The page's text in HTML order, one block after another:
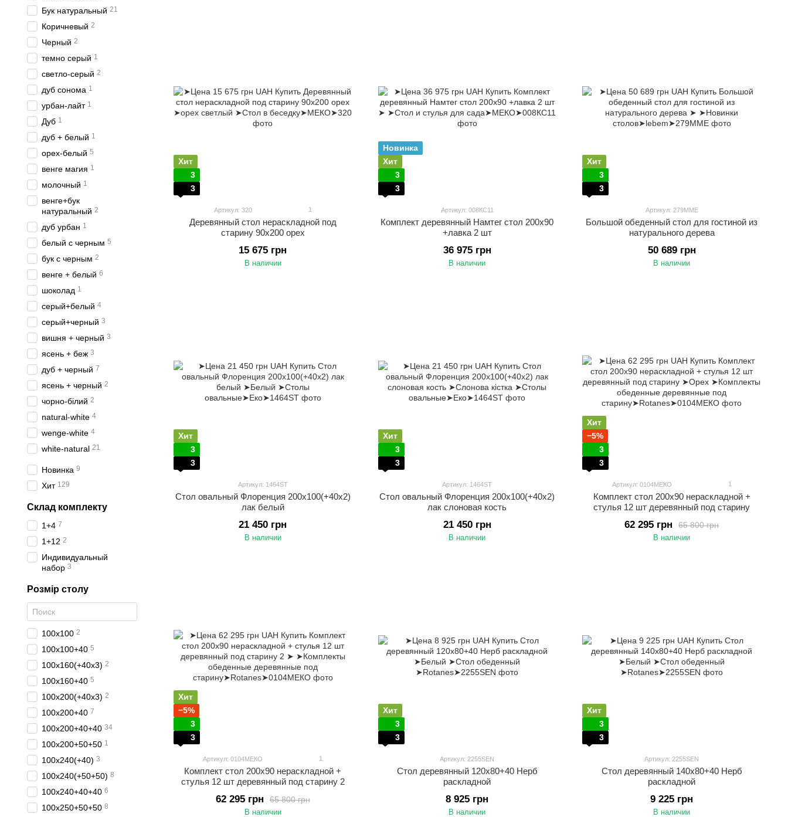
Хит
3
3
Артикул: 320 1
Деревянный стол нераскладной под
старину 90х200 орех
15 675 грн
В наличии
Новинка
Хит
3
3
Артикул: 008КС11
Комплект деревянный Намтег стол 200х90
+лавка 2 шт
36 975 грн
В наличии
Хит
3
3
Артикул: 279ММЕ
Большой обеденный стол для гостиной из
натурального дерева
50 689 грн
В наличии
Хит
3
3
Артикул: 1464ST
Стол овальный Флоренция 200х100(+40х2)
лак белый
21 450 грн
В наличии
Хит
3
3
Артикул: 1464ST
Стол овальный Флоренция 200х100(+40х2)
лак слоновая кость
21 450 грн
В наличии
Хит
−5%
3
3
Артикул: 0104МЕКО 1
Комплект стол 200х90 нераскладной +
стулья 12 шт деревянный под старину
65 800 грн
62 295 грн
В наличии
Хит
−5%
3
3
Артикул: 0104МЕКО 1
Комплект стол 200х90 нераскладной +
стулья 12 шт деревянный под старину 2
65 800 грн
62 295 грн
В наличии
Хит
3
3
Артикул: 2255SEN
Стол деревянный 120х80+40 Нерб
раскладной
8 925 грн
В наличии
Хит
3
3
Артикул: 2255SEN
Стол деревянный 140х80+40 Нерб
раскладной
9 225 грн
В наличии
Бук натуральный 21
Коричневый 2
Черный 2
темно серый 1
светло-серый 2
дуб сонома 1
урбан-лайт 1
Дуб 1
дуб + белый 1
орех-белый 5
венге магия 1
молочный 1
венге+бук
натуральный 2
дуб урбан 1
белый с черным 5
бук с черным 2
венге + белый 6
шоколад 1
серый+белый 4
серый+черный 3
вишня + черный 3
ясень + беж 3
дуб + черный 7
ясень + черный 2
чорно-білий 2
natural-white 4
wenge-white 4
white-natural 21
Новинка 9
Хит 129
Склад комплекту
1+4 7
1+12 2
Индивидуальный
набор 3
Розмір столу
100х100 2
100х100+40 5
100х160(+40х3) 2
100х160+40 5
100х200(+40х3) 2
100х200+40 7
100х200+40+40 34
100х200+50+50 1
100х240(+40) 3
100х240(+50+50) 8
100х240+40+40 6
100х250+50+50 8